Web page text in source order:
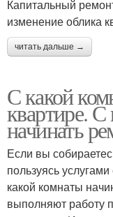
Капитальный
изменение облика
читать дальше →
С какой
квартире.
начинать
Если вы
пользуясь
какой комнаты
выполняют работу